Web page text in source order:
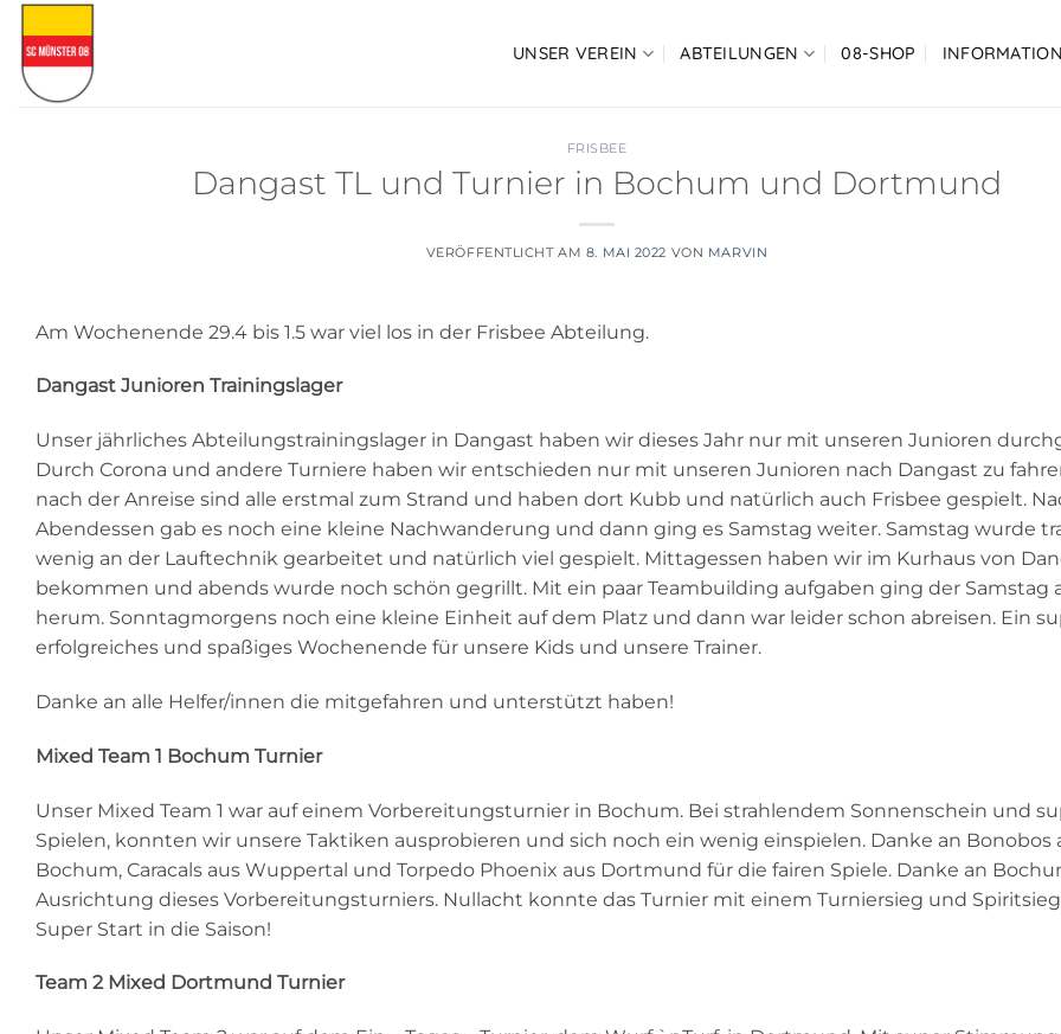
Zum
Inhalt
springen
UNSER VEREIN ABTEILUNGEN 08-SHOP
FRISBEE
Dangast TL und Turnier in Bochum und Dortmund
VERÖFFENTLICHT AM 8. MAI 2022 VON MARVIN
Am Wochenende 29.4 bis 1.5 war viel los in der Frisbee Abteilung.
Dangast Junioren Trainingslager
Unser jährliches Abteilungstrainingslager in Dangast haben wir dieses Jahr nur mit unseren Junioren
Durch Corona und andere Turniere haben wir entschieden nur mit unseren Junioren nach Dangast zu
nach der Anreise sind alle erstmal zum Strand und haben dort Kubb und natürlich auch Frisbee gespielt.
Abendessen gab es noch eine kleine Nachwanderung und dann ging es Samstag weiter. Samstag wurde
wenig an der Lauftechnik gearbeitet und natürlich viel gespielt. Mittagessen haben wir im Kurhaus von
bekommen und abends wurde noch schön gegrillt. Mit ein paar Teambuilding aufgaben ging der Samstag
herum. Sonntagmorgens noch eine kleine Einheit auf dem Platz und dann war leider schon abreisen. Ein
erfolgreiches und spaßiges Wochenende für unsere Kids und unsere Trainer.
Danke an alle Helfer/innen die mitgefahren und unterstützt haben!
Mixed Team 1 Bochum Turnier
Unser Mixed Team 1 war auf einem Vorbereitungsturnier in Bochum. Bei strahlendem Sonnenschein und
Spielen, konnten wir unsere Taktiken ausprobieren und sich noch ein wenig einspielen. Danke an Bonobos
Bochum, Caracals aus Wuppertal und Torpedo Phoenix aus Dortmund für die fairen Spiele. Danke an
Ausrichtung dieses Vorbereitungsturniers. Nullacht konnte das Turnier mit einem Turniersieg und
Super Start in die Saison!
Team 2 Mixed Dortmund Turnier